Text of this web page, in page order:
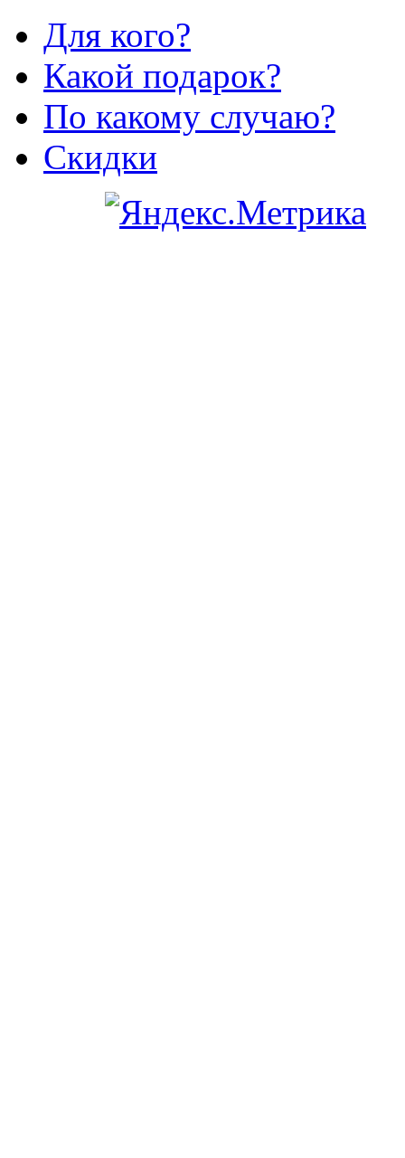
Для кого?
Какой подарок?
По какому случаю?
Скидки